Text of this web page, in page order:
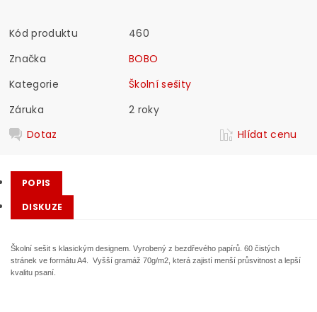
Kód produktu
460
Značka
BOBO
Kategorie
Školní sešity
Záruka
2 roky
Dotaz
Hlídat cenu
POPIS
DISKUZE
Školní sešit s klasickým designem. Vyrobený z bezdřevého papírů. 60 čistých
stránek ve formátu A4. Vyšší gramáž 70g/m2, která zajistí menší průsvitnost a lepší
kvalitu psaní.